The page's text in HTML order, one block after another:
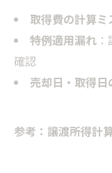
取得費の計算ミ
特例適用漏れ：
確認
売却日・取得
参考：譲渡所得計